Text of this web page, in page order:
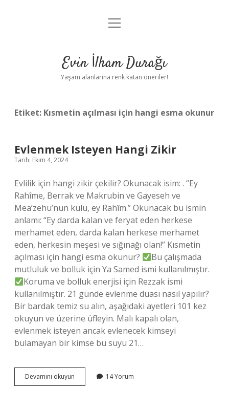
Anasayfa
Yasal Uyarı
menüyü
Evin İlham Durağı
Yaşam alanlarına renk katan öneriler!
Etiket: Kısmetin açılması için hangi esma okunur
Evlenmek Isteyen Hangi Zikir
Tarih: Ekim 4, 2024
Evlilik için hangi zikir çekilir? Okunacak isim: . “Ey
Rahîme, Berrak ve Makrubin ve Gayeseh ve
Mea’zehu’nun külü, ey Rahîm.” Okunacak bu ismin
anlamı: “Ey darda kalan ve feryat eden herkese
merhamet eden, darda kalan herkese merhamet
eden, herkesin meşesi ve sığınağı olan!” Kısmetin
açılması için hangi esma okunur?
Bu çalışmada
mutluluk ve bolluk için Ya Samed ismi kullanılmıştır.
Koruma ve bolluk enerjisi için Rezzak ismi
kullanılmıştır. 21 günde evlenme duası nasıl yapılır?
Bir bardak temiz su alın, aşağıdaki ayetleri 101 kez
okuyun ve üzerine üfleyin. Malı kapalı olan,
evlenmek isteyen ancak evlenecek kimseyi
bulamayan bir kimse bu suyu 21…
Devamını okuyun Evlenmek
Isteyen
14 Yorum